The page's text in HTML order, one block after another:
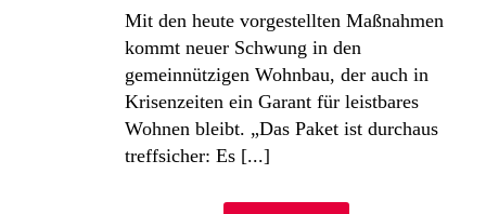
Mit den heute vorgestellten Maßnahmen
kommt neuer Schwung in den
gemeinnützigen Wohnbau, der auch in
Krisenzeiten ein Garant für leistbares
Wohnen bleibt. „Das Paket ist durchaus
treffsicher: Es [...]